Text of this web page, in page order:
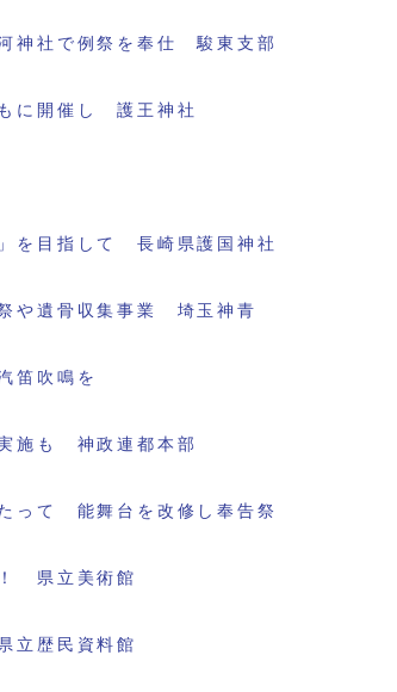
神社で例祭を奉仕 駿東支部
に開催し 護王神社
を目指して 長崎県護国神社
や遺骨収集事業 埼玉神青
笛吹鳴を
施も 神政連都本部
って 能舞台を改修し奉告祭
県立美術館
歴民資料館